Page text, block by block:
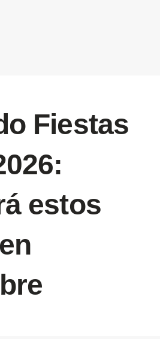
Fiestas
estos